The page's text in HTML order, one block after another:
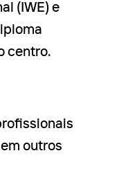
(IWE) e
centro.
outros